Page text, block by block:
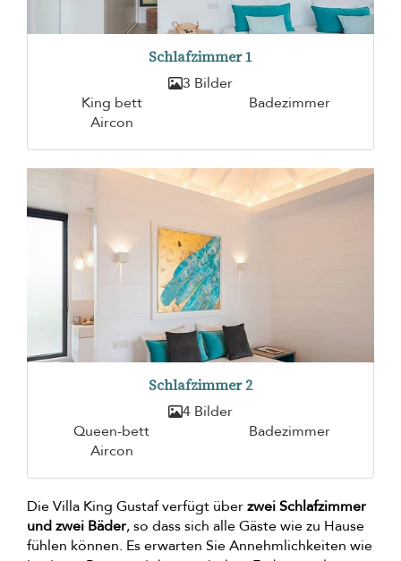
Schlafzimmer 1
3 Bilder
King bett
Badezimmer
Aircon
Schlafzimmer 2
4 Bilder
Queen-bett
Badezimmer
Aircon
Die Villa King Gustaf verfügt überzwei Schlafzimmer
und zwei Bäder, so dass sich alle Gäste wie zu Hause
fühlen können. Es erwarten Sie Annehmlichkeiten wie